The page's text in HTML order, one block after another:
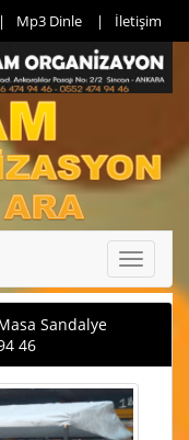
Mp3 Dinle İletişim
Toggle
Sandalye
46